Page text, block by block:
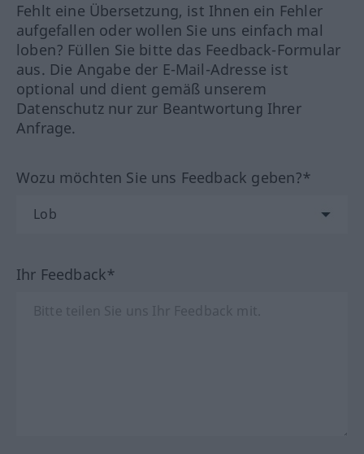
Fehlt eine Übersetzung, ist Ihnen ein Fehler
aufgefallen oder wollen Sie uns einfach mal
loben? Füllen Sie bitte das Feedback-Formular
aus. Die Angabe der E-Mail-Adresse ist
optional und dient gemäß unserem
Datenschutz nur zur Beantwortung Ihrer
Anfrage.
Wozu möchten Sie uns Feedback geben?*
Ihr Feedback*